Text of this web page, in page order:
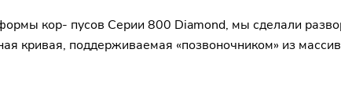
кор- пусов Серии 800 Diamond, мы сделали
кривая, поддерживаемая «позвоночником» из